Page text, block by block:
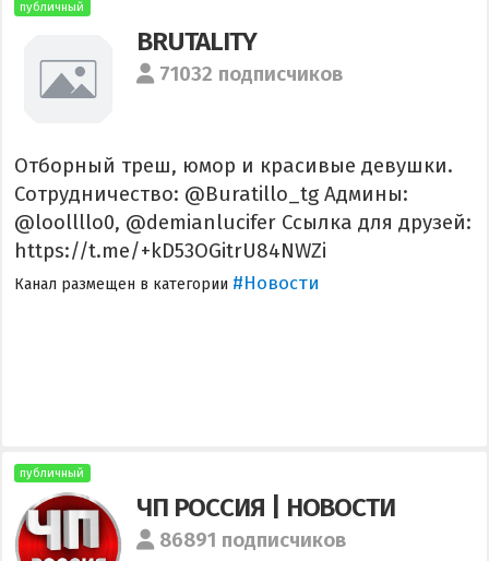
публичный
BRUTALITY
71032 подписчиков
Отборный треш, юмор и красивые девушки.
Сотрудничество: @Buratillo_tg Админы:
@loollllo0, @demianlucifer Ссылка для друзей:
https://t.me/+kD53OGitrU84NWZi
Канал размещен в категории #Новости
публичный
ЧП РОССИЯ | НОВОСТИ
86891 подписчиков